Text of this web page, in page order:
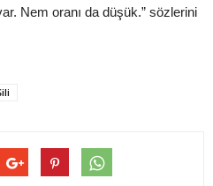
Nem oranı da düşük.” sözlerini